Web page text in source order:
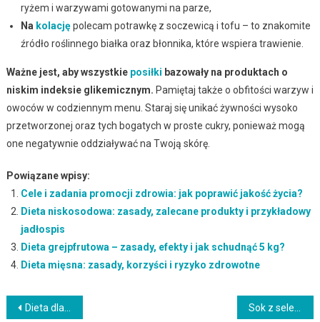
ryżem i warzywami gotowanymi na parze,
Na kolacjępolecam potrawkę z soczewicą i tofu – to znakomite
źródło roślinnego białka oraz błonnika, które wspiera trawienie.
Ważne jest, aby wszystkie posiłki bazowały na produktach o
niskim indeksie glikemicznym. Pamiętaj także o obfitości warzyw i
owoców w codziennym menu. Staraj się unikać żywności wysoko
przetworzonej oraz tych bogatych w proste cukry, ponieważ mogą
one negatywnie oddziaływać na Twoją skórę.
Powiązane wpisy:
Cele i zadania promocji zdrowia: jak poprawić jakość życia?
Dieta niskosodowa: zasady, zalecane produkty i przykładowy
jadłospis
Dieta grejpfrutowa – zasady, efekty i jak schudnąć 5 kg?
Dieta mięsna: zasady, korzyści i ryzyko zdrowotne
Nawigacja
Dieta dla cukrzyków: co jeść, aby kontrolować glukozę?